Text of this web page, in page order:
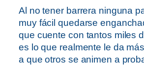
Al no tener barrera ninguna
muy fácil quedarse
que cuente con tantos miles
es lo que realmente le da
a que otros se animen a